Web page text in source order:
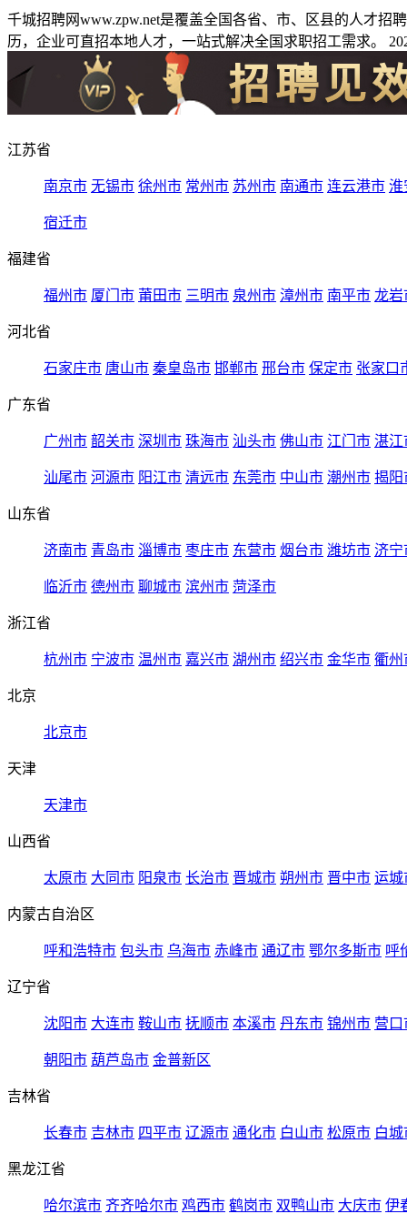
千城招聘网www.zpw.net是覆盖全国各省、市、区县的人才
历，企业可直招本地人才，一站式解决全国求职招工需求。
江苏省
南京市 无锡市 徐州市 常州市 苏州市 南通市 连云港市 淮
宿迁市
福建省
福州市 厦门市 莆田市 三明市 泉州市 漳州市 南平市 龙岩
河北省
石家庄市 唐山市 秦皇岛市 邯郸市 邢台市 保定市 张家口
广东省
广州市 韶关市 深圳市 珠海市 汕头市 佛山市 江门市 湛江
汕尾市 河源市 阳江市 清远市 东莞市 中山市 潮州市 揭阳
山东省
济南市 青岛市 淄博市 枣庄市 东营市 烟台市 潍坊市 济宁
临沂市 德州市 聊城市 滨州市 菏泽市
浙江省
杭州市 宁波市 温州市 嘉兴市 湖州市 绍兴市 金华市 衢州
北京
北京市
天津
天津市
山西省
太原市 大同市 阳泉市 长治市 晋城市 朔州市 晋中市 运城
内蒙古自治区
呼和浩特市 包头市 乌海市 赤峰市 通辽市 鄂尔多斯市 呼
辽宁省
沈阳市 大连市 鞍山市 抚顺市 本溪市 丹东市 锦州市 营口
朝阳市 葫芦岛市 金普新区
吉林省
长春市 吉林市 四平市 辽源市 通化市 白山市 松原市 白城
黑龙江省
哈尔滨市 齐齐哈尔市 鸡西市 鹤岗市 双鸭山市 大庆市 伊